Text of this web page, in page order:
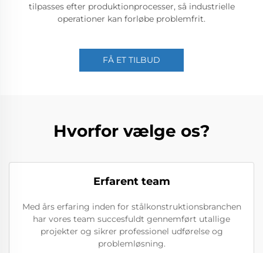
tilpasses efter produktionprocesser, så industrielle
operationer kan forløbe problemfrit.
FÅ ET TILBUD
Hvorfor vælge os?
Erfarent team
Med års erfaring inden for stålkonstruktionsbranchen
har vores team succesfuldt gennemført utallige
projekter og sikrer professionel udførelse og
problemløsning.